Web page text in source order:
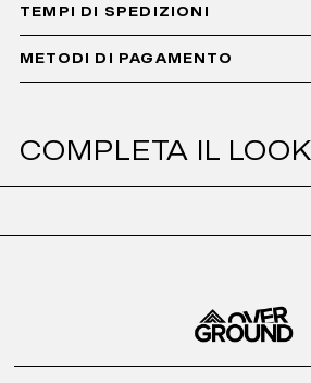
TEMPI DI SPEDIZIONI
METODI DI PAGAMENTO
COMPLETA IL LOOK